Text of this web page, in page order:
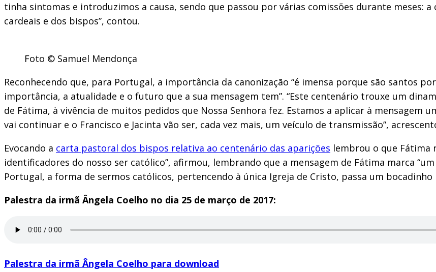
tinha sintomas e introduzimos a causa, sendo que passou por várias comissões durante meses:
cardeais e dos bispos”, contou.
Foto © Samuel Mendonça
Reconhecendo que, para Portugal, a importância da canonização “é imensa porque são santos
importância, a atualidade e o futuro que a sua mensagem tem”. “Este centenário trouxe um
de Fátima, à vivência de muitos pedidos que Nossa Senhora fez. Estamos a aplicar à mensagem
vai continuar e o Francisco e Jacinta vão ser, cada vez mais, um veículo de transmissão”,
Evocando a carta pastoral dos bispos relativa ao centenário das aparições lembrou o que Fátima
identificadores do nosso ser católico”, afirmou, lembrando que a mensagem de Fátima marca
Portugal, a forma de sermos católicos, pertencendo à única Igreja de Cristo, passa um
Palestra da irmã Ângela Coelho no dia 25 de março de 2017:
Palestra da irmã Ângela Coelho para download